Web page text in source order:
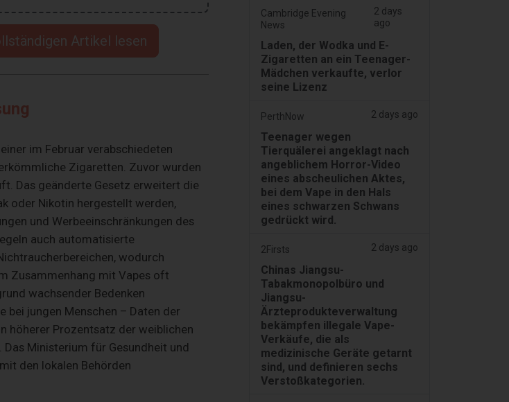
Artikel lesen
im Februar verabschiedeten
Zigaretten. Zuvor wurden
Das geänderte Gesetz erweitert die
oder Nikotin hergestellt werden,
und Werbeeinschränkungen des
auch automatisierte
wodurch
Zusammenhang mit Vapes oft
wachsender Bedenken
bei jungen Menschen – Daten der
höherer Prozentsatz der weiblichen
Ministerium für Gesundheit und
den lokalen Behörden
Cambridge Evening
News
2 days
ago
Laden, der Wodka und E-
Zigaretten an ein Teenager-
Mädchen verkaufte, verlor
seine Lizenz
PerthNow 2 days ago
Teenager wegen
Tierquälerei angeklagt nach
angeblichem Horror-Video
eines abscheulichen Aktes,
bei dem Vape in den Hals
eines schwarzen Schwans
gedrückt wird.
2Firsts 2 days ago
Chinas Jiangsu-
Tabakmonopolbüro und
Jiangsu-
Ärzteprodukteverwaltung
bekämpfen illegale Vape-
Verkäufe, die als
medizinische Geräte getarnt
sind, und definieren sechs
Verstoßkategorien.